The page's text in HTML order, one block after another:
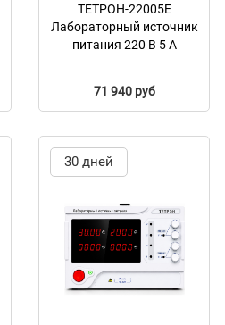
ТЕТРОН-22005Е
Лабораторный источник
питания 220 В 5 А
71 940 руб
30 дней